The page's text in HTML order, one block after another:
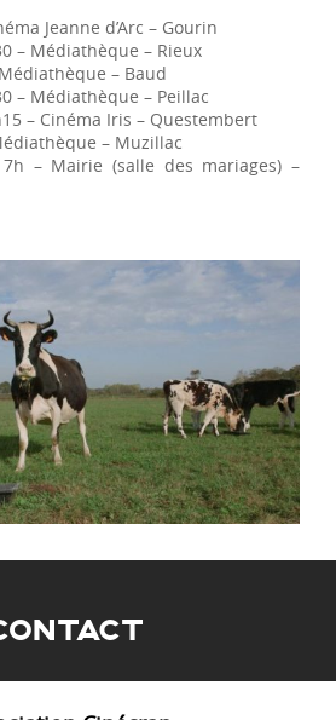
Jeanne d’Arc – Gourin
– Médiathèque – Rieux
– Baud
– Médiathèque – Peillac
– Cinéma Iris – Questembert
– Muzillac
– Mairie (salle des mariages) –